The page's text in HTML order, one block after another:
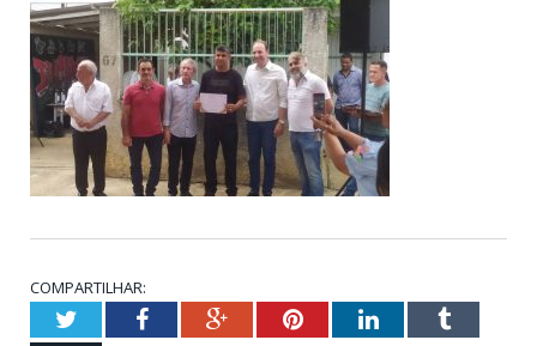
COMPARTILHAR:
TwitterFacebookGoogle+PinterestLinkedInTumblr